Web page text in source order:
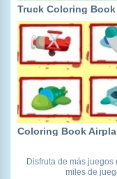
Truck Coloring Book
Coloring Book
Disfruta de más
miles de